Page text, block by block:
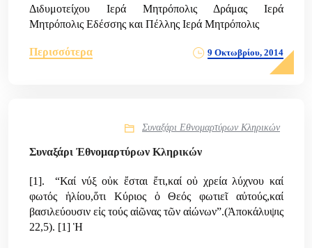
Διδυμοτείχου Ιερά Μητρόπολις Δράμας Ιερά
Μητρόπολις Εδέσσης και Πέλλης Ιερά Μητρόπολις
Περισσότερα 9 Οκτωβρίου, 2014
Συναξάρι Εθνομαρτύρων Κληρικών
Συναξάρι Ἐθνομαρτύρων Κληρικών
[1]. “Καί νύξ οὐκ ἔσται ἔτι,καί οὐ χρεία λύχνου καί
φωτός ἡλίου,ὅτι Κύριος ὁ Θεός φωτιεῖ αὐτούς,καί
βασιλεύουσιν εἰς τούς αἰῶνας τῶν αἰώνων”.(Ἀποκάλυψις
22,5). [1] Ἡ